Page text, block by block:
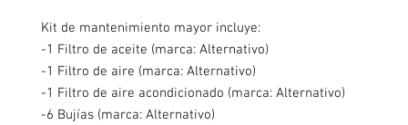
Kit de mantenimiento mayor incluye:
-1 Filtro de aceite (marca: Alternativo)
-1 Filtro de aire (marca: Alternativo)
-1 Filtro de aire acondicionado (marca: Alternativo)
-6 Bujías (marca: Alternativo)